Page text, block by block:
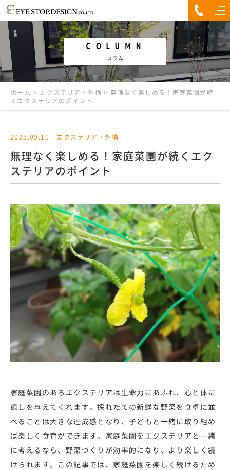
COLUMN
コラム
ホーム > エクステリア・外構 >無理なく楽しめる！家庭菜園が続
くエクステリアのポイント
2025.09.11 エクステリア・外構
無理なく楽しめる！家庭菜園が続くエク
ステリアのポイント
家庭菜園のあるエクステリアは生命力にあふれ、心と体に
癒しを与えてくれます。採れたての新鮮な野菜を食卓に並
べることは大きな達成感となり、子どもと一緒に取り組め
ば楽しく食育ができます。家庭菜園をエクステリアと一緒
に考えるなら、野菜づくりが効率的になり、より楽しく続
けられます。この記事では、家庭菜園を楽しく続けるため